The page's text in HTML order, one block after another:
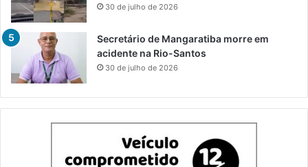
30 de julho de 2026
Secretário de Mangaratiba morre em
acidente na Rio-Santos
30 de julho de 2026